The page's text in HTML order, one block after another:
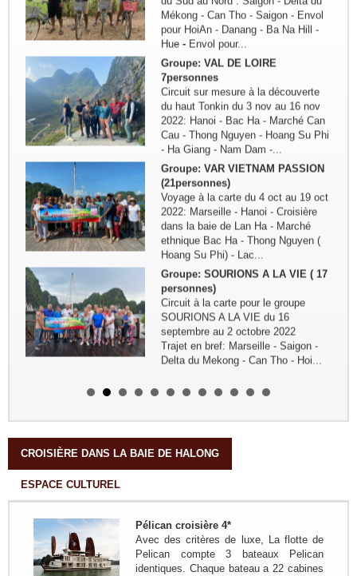
Mékong - Can Tho - Saigon - Envol
pour HoiAn - Danang - Ba Na Hill -
Hue - Envol pour...
Groupe: VAL DE LOIRE
7personnes
Circuit sur mesure à la découverte
du haut Tonkin du 3 nov au 16 nov
2022: Hanoi - Bac Ha - Marché Can
Cau - Thong Nguyen - Hoang Su Phi
- Ha Giang - Nam Dam -...
Groupe: VAR VIETNAM PASSION
(21personnes)
Voyage à la carte du 4 oct au 19 oct
2022: Marseille - Hanoi - Croisière
dans la baie de Lan Ha - Marché
ethnique Bac Ha - Thong Nguyen (
Hoang Su Phi) - Lac...
Groupe: SOURIONS A LA VIE ( 17
personnes)
Circuit à la carte pour le groupe
SOURIONS A LA VIE du 16
septembre au 2 octobre 2022
Trajet en bref: Marseille - Saigon -
Delta du Mekong - Can Tho - Hoi...
et Carole
nuits) : Paris - Ho Chi Minh Ville -
Phu Quoc ( 4jours) - Ha Tien - Chau
Doc - Long Xuyen - Can Tho - Cho
Frederic 04personnes
Bruxelles - Hanoi - NGhia Lo - Mu
Cang Chai - Sapa - Bac Ha - Thong
Nguyen - Ha Giang - Nam Dam -
Meo Vac - Bao lac - Ba...
CROISIÈRE DANS LA BAIE DE HALONG
ESPACE CULTUREL
Pélican croisière 4*
Avec des critères de luxe, La flotte de
Pelican compte 3 bateaux Pelican
identiques. Chaque bateau a 22 cabines